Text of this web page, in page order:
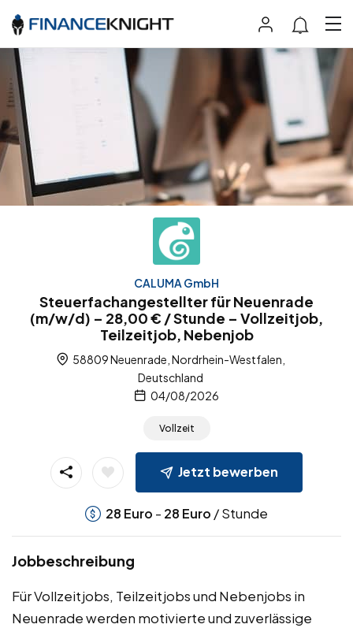
CALUMA GmbH
Steuerfachangestellter für Neuenrade
(m/w/d) – 28,00 € / Stunde – Vollzeitjob,
Teilzeitjob, Nebenjob
58809 Neuenrade, Nordrhein-Westfalen,
Deutschland
04/08/2026
Vollzeit
Jetzt bewerben
28 Euro - 28 Euro / Stunde
Jobbeschreibung
Für Vollzeitjobs, Teilzeitjobs und Nebenjobs in
Neuenrade werden motivierte und zuverlässige